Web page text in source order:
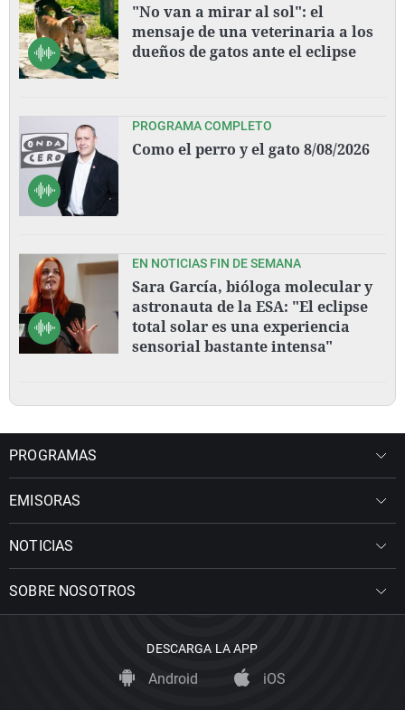
"No van a mirar al sol": el
mensaje de una veterinaria a los
dueños de gatos ante el eclipse
PROGRAMA COMPLETO
Como el perro y el gato 8/08/2026
EN NOTICIAS FIN DE SEMANA
Sara García, bióloga molecular y
astronauta de la ESA: "El eclipse
total solar es una experiencia
sensorial bastante intensa"
PROGRAMAS
EMISORAS
NOTICIAS
SOBRE NOSOTROS
DESCARGA LA APP
Android iOS